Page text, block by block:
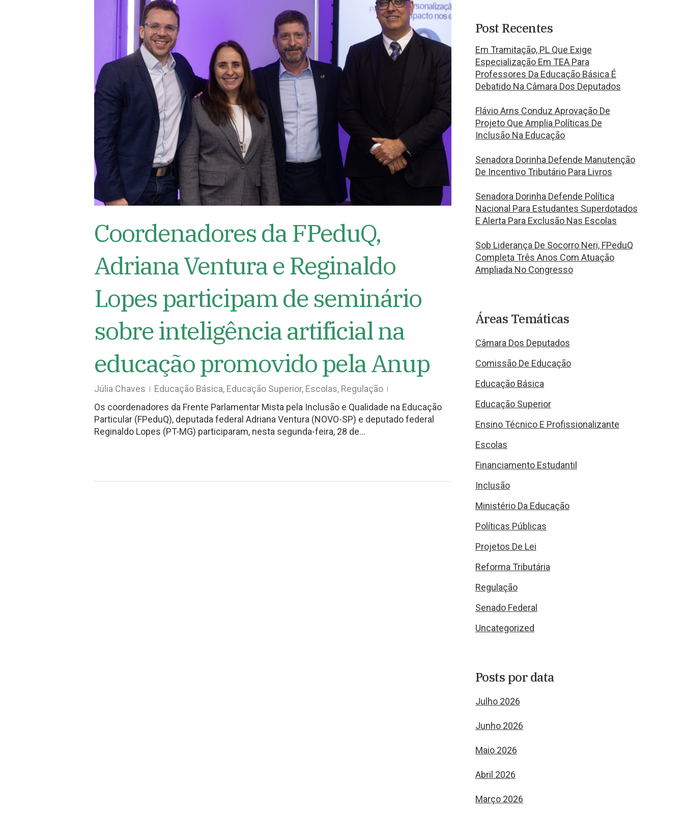
Coordenadores da FPeduQ,
Adriana Ventura e Reginaldo
Lopes participam de seminário
sobre inteligência artificial na
educação promovido pela Anup
Júlia Chaves Educação Básica, Educação Superior, Escolas, Regulação
Os coordenadores da Frente Parlamentar Mista pela Inclusão e Qualidade na Educação
Particular (FPeduQ), deputada federal Adriana Ventura (NOVO-SP) e deputado federal
Reginaldo Lopes (PT-MG) participaram, nesta segunda-feira, 28 de…
Post Recentes
Em Tramitação, PL Que Exige
Especialização Em TEA Para
Professores Da Educação Básica É
Debatido Na Câmara Dos Deputados
Flávio Arns Conduz Aprovação De
Projeto Que Amplia Políticas De
Inclusão Na Educação
Senadora Dorinha Defende Manutenção
De Incentivo Tributário Para Livros
Senadora Dorinha Defende Política
Nacional Para Estudantes Superdotados
E Alerta Para Exclusão Nas Escolas
Sob Liderança De Socorro Neri, FPeduQ
Completa Três Anos Com Atuação
Ampliada No Congresso
Áreas Temáticas
Câmara Dos Deputados
Comissão De Educação
Educação Básica
Educação Superior
Ensino Técnico E Profissionalizante
Escolas
Financiamento Estudantil
Inclusão
Ministério Da Educação
Políticas Públicas
Projetos De Lei
Reforma Tributária
Regulação
Senado Federal
Uncategorized
Posts por data
Julho 2026
Junho 2026
Maio 2026
Abril 2026
Março 2026